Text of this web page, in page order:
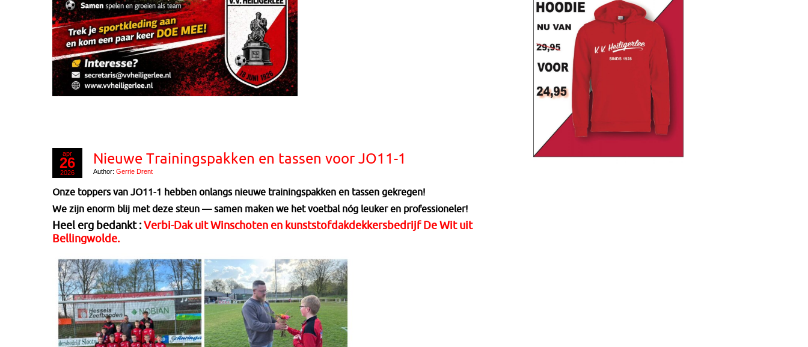
apr
26
2026
Nieuwe Trainingspakken en tassen voor JO11-1
Author: Gerrie Drent
Onze toppers van JO11-1 hebben onlangs nieuwe trainingspakken en tassen gekregen!
We zijn enorm blij met deze steun — samen maken we het voetbal nóg leuker en professioneler!
Heel erg bedankt :Verbi-Dak uit Winschoten en kunststofdakdekkersbedrijf De Wit uit
Bellingwolde.